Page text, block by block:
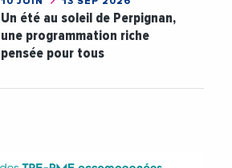
Un été au soleil de Perpignan,
une programmation riche
pensée pour tous